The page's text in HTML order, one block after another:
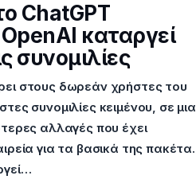
ChatGPT
καταργεί
συνομιλίες
στους δωρεάν χρήστες του
συνομιλίες κειμένου, σε μια
αλλαγές που έχει
για τα βασικά της πακέτα.